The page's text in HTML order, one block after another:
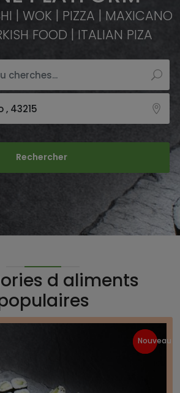
| WOK | PIZZA | MAXICANO
FOOD | ITALIAN PIZA
d aliments
15
Nouveau